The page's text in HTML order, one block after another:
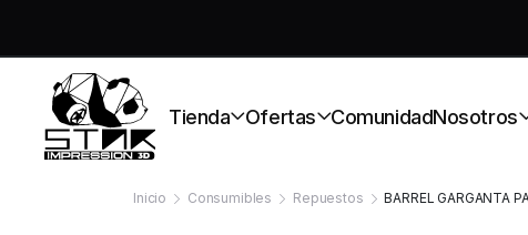
Tienda Ofertas ComunidadNosotros
Inicio Consumibles Repuestos BARREL GARGANTA